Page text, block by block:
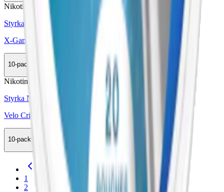
Nikotinfri
Styrka Nikotinfri · Slim
X-Gamer Blizzard Mint Nikotinfritt Koffeinsnus
10-pack
355,50 kr
Nikotinfri
Styrka Nikotinfri · Slim
Velo Crispy Peppermint Zero
10-pack
Föregående
1
2